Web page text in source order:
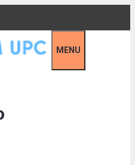
MENU